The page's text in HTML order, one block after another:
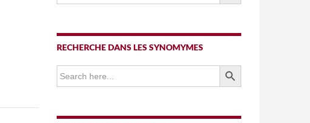
RECHERCHE DANS LES SYNOMYMES
Search
for:
SEARCH BUTTON